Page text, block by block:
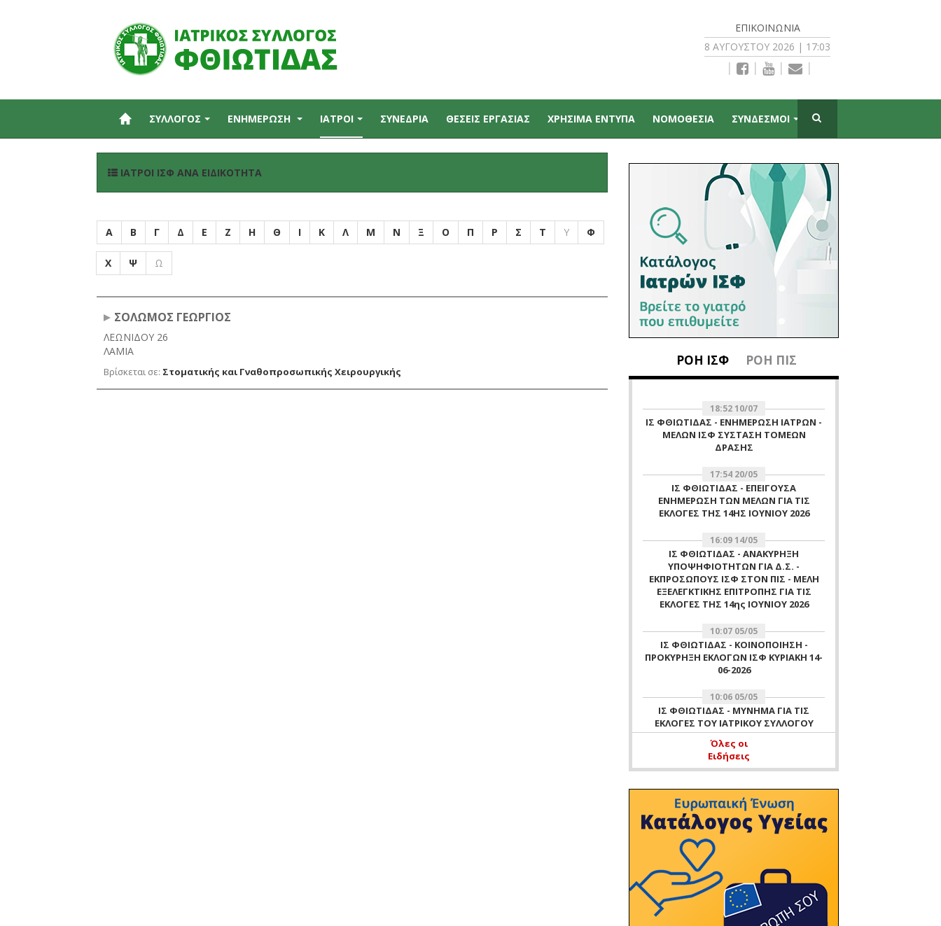
ΕΠΙΚΟΙΝΩΝΊΑ
8 ΑΥΓΟΎΣΤΟΥ 2026 | 17:03
| | | |
ΣΥΛΛΟΓΟΣ ΕΝΗΜΕΡΩΣΗ ΙΑΤΡΟΙ ΣΥΝΕΔΡΙΑ ΘΕΣΕΙΣ ΕΡΓΑΣΙΑΣ ΧΡΗΣΙΜΑ ΕΝΤΥΠΑ ΝΟΜΟΘΕΣΙΑ ΣΥΝΔΕΣΜΟΙ
ΙΑΤΡΟΊ ΙΣΦ ΑΝΆ ΕΙΔΙΚΌΤΗΤΑ
Α Β Γ Δ Ε Ζ Η Θ Ι Κ Λ Μ Ν Ξ Ο Π Ρ Σ Τ Υ Φ
Χ Ψ Ω
ΣΟΛΩΜΟΣ ΓΕΩΡΓΙΟΣ
ΛΕΩΝΙΔΟΥ 26
ΛΑΜΙΑ
Βρίσκεται σε: Στοματικής και Γναθοπροσωπικής Χειρουργικής
ΡΟΗ ΙΣΦ ΡΟΗ ΠΙΣ
18:52 10/07
ΙΣ ΦΘΙΩΤΙΔΑΣ - ΕΝΗΜΕΡΩΣΗ ΙΑΤΡΩΝ -
ΜΕΛΩΝ ΙΣΦ ΣΥΣΤΑΣΗ ΤΟΜΕΩΝ
ΔΡΑΣΗΣ
17:54 20/05
ΙΣ ΦΘΙΩΤΙΔΑΣ - ΕΠΕΙΓΟΥΣΑ
ΕΝΗΜΕΡΩΣΗ ΤΩΝ ΜΕΛΩΝ ΓΙΑ ΤΙΣ
ΕΚΛΟΓΕΣ ΤΗΣ 14ΗΣ ΙΟΥΝΙΟΥ 2026
16:09 14/05
ΙΣ ΦΘΙΩΤΙΔΑΣ - ΑΝΑΚΥΡΗΞΗ
ΥΠΟΨΗΦΙΟΤΗΤΩΝ ΓΙΑ Δ.Σ. -
ΕΚΠΡΟΣΩΠΟΥΣ ΙΣΦ ΣΤΟΝ ΠΙΣ - ΜΕΛΗ
ΕΞΕΛΕΓΚΤΙΚΗΣ ΕΠΙΤΡΟΠΗΣ ΓΙΑ ΤΙΣ
ΕΚΛΟΓΕΣ ΤΗΣ 14ης ΙΟΥΝΙΟΥ 2026
10:07 05/05
ΙΣ ΦΘΙΩΤΙΔΑΣ - ΚΟΙΝΟΠΟΙΗΣΗ -
ΠΡΟΚΥΡΗΞΗ ΕΚΛΟΓΩΝ ΙΣΦ ΚΥΡΙΑΚΗ 14-
06-2026
10:06 05/05
ΙΣ ΦΘΙΩΤΙΔΑΣ - ΜΥΝΗΜΑ ΓΙΑ ΤΙΣ
ΕΚΛΟΓΕΣ ΤΟΥ ΙΑΤΡΙΚΟΥ ΣΥΛΛΟΓΟΥ
ΦΘΙΩΤΙΔΑΣ ΤΗΣ 14 ΙΟΥΝΙΟΥ 2026
11:51 16/04
ΕΚΛΟΓΗ ΜΕΛΟΥΣ ΕΞΕΛΕΓΚΤΙΚΗΣ
ΕΠΙΤΡΟΠΗΣ ΙΣΦ 16 ΑΠΡΙΛΙΟΥ 2026 -
ΕΝΗΜΕΡΩΣΗ ΜΗ ΛΕΙΤΟΥΡΓΙΑΣ
ΓΡΑΦΕΙΩΝ ΙΣΦ ΤΗΝ 16-04-2026 ΛΟΓΩ
ΔΙΕΝΕΡΓΕΙΑΣ ΑΡΧΑΙΡΕΣΙΩΝ ΤΟΥ
ΣΥΛΛΟΓΟΥ
10:37 11/04
ΙΣ ΦΘΙΩΤΙΔΑΣ - ΕΥΧΕΣ
11:47 07/04
Όλες οι
Ειδήσεις